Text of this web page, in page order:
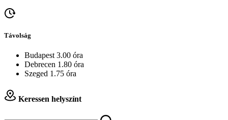
Távolság
Budapest 3.00 óra
Debrecen 1.80 óra
Szeged 1.75 óra
Keressen helyszínt